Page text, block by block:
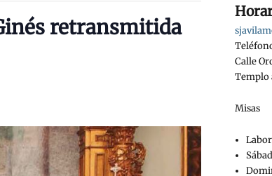
retransmitida
Calle
Templo
Misas